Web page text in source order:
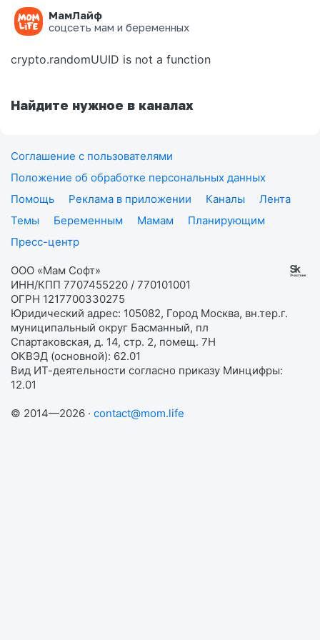
МамЛайф
соцсеть мам и беременных
Ошибка на странице
crypto.randomUUID is not a function
Найдите нужное в каналах
Соглашение с пользователями
Положение об обработке персональных данных
Помощь
Реклама в приложении Каналы
Лента
Темы
Беременным Мамам
Планирующим
Пресс-центр
ООО «Мам Софт»
ИНН/КПП 7707455220 / 770101001
ОГРН 1217700330275
Юридический адрес: 105082, Город Москва, вн.тер.г.
муниципальный округ Басманный, пл
Спартаковская, д. 14, стр. 2, помещ. 7Н
ОКВЭД (основной): 62.01
Вид ИТ-деятельности согласно приказу Минцифры:
12.01
© 2014—2026 · contact@mom.life